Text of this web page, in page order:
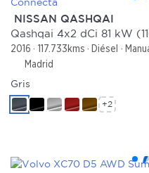
NISSAN QASHQAI
2016 117.733kms Diésel
Madrid
Gris
+2